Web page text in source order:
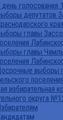
голосования
депутатов
главы
главы
выборы
избирательная
округа